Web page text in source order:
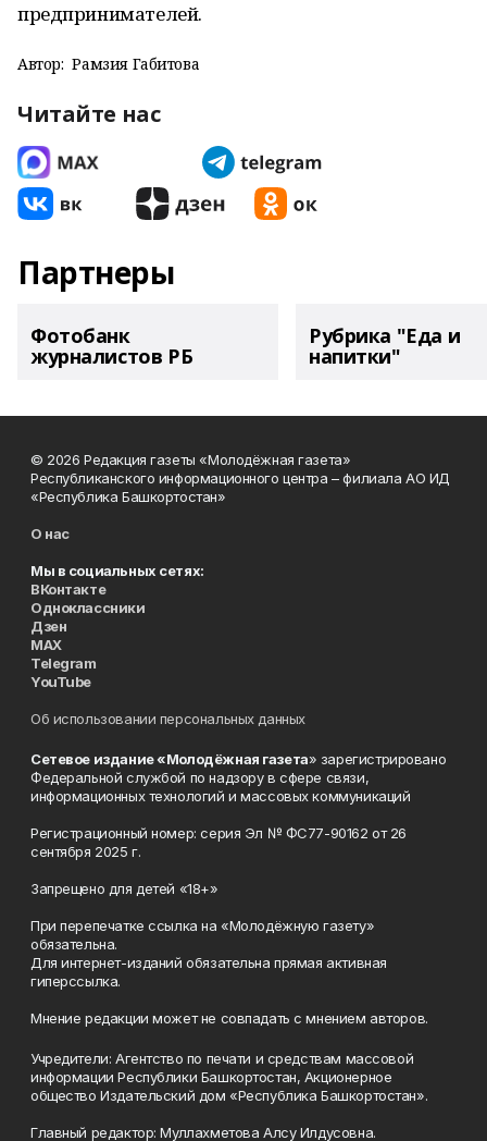
предпринимателей.
Автор: Рамзия Габитова
Читайте нас
Партнеры
Фотобанк
журналистов РБ
Рубрика "Еда и
напитки"
© 2026 Редакция газеты «Молодёжная газета»
Республиканского информационного центра – филиала АО ИД
«Республика Башкортостан»
О нас
Мы в социальных сетях:
ВКонтакте
Одноклассники
Дзен
MAX
Telegram
YouTube
Об использовании персональных данных
Сетевое издание «Молодёжная газета» зарегистрировано
Федеральной службой по надзору в сфере связи,
информационных технологий и массовых коммуникаций
Регистрационный номер: серия Эл № ФС77-90162 от 26
сентября 2025 г.
Запрещено для детей «18+»
При перепечатке ссылка на «Молодёжную газету»
обязательна.
Для интернет-изданий обязательна прямая активная
гиперссылка.
Мнение редакции может не совпадать с мнением авторов.
Учредители: Агентство по печати и средствам массовой
информации Республики Башкортостан, Акционерное
общество Издательский дом «Республика Башкортостан».
Главный редактор: Муллахметова Алсу Илдусовна.